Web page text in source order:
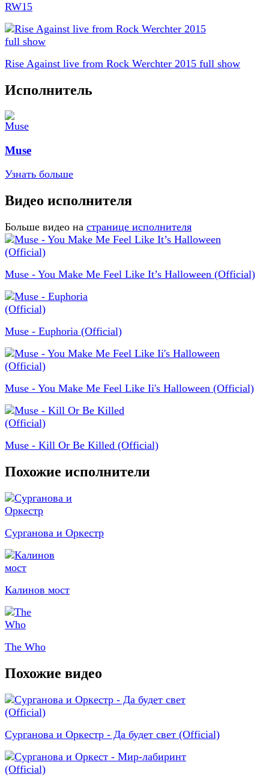
RW15
Rise Against live from Rock Werchter 2015 full show
Исполнитель
Muse
Узнать больше
Видео исполнителя
Больше видео на странице исполнителя
Muse - You Make Me Feel Like It’s Halloween (Official)
Muse - Euphoria (Official)
Muse - You Make Me Feel Like Ii's Halloween (Official)
Muse - Kill Or Be Killed (Official)
Похожие исполнители
Сурганова и Оркестр
Калинов мост
The Who
Похожие видео
Сурганова и Оркестр - Да будет свет (Official)